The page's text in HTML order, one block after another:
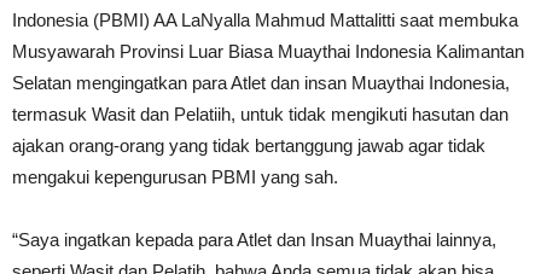
Indonesia (PBMI) AA LaNyalla Mahmud Mattalitti saat membuka
Musyawarah Provinsi Luar Biasa Muaythai Indonesia Kalimantan
Selatan mengingatkan para Atlet dan insan Muaythai Indonesia,
termasuk Wasit dan Pelatiih, untuk tidak mengikuti hasutan dan
ajakan orang-orang yang tidak bertanggung jawab agar tidak
mengakui kepengurusan PBMI yang sah.
“Saya ingatkan kepada para Atlet dan Insan Muaythai lainnya,